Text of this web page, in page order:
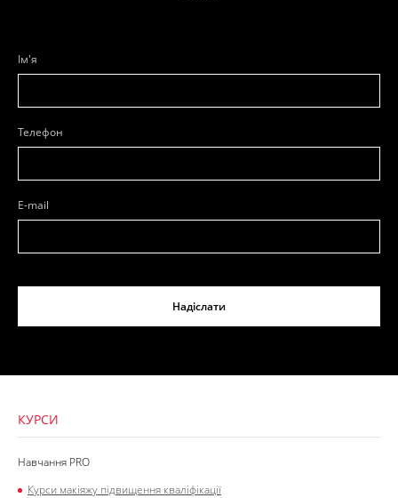
Ім'я
Телефон
E-mail
Надіслати
КУРСИ
Навчання PRO
Курси макіяжу підвищення кваліфікації